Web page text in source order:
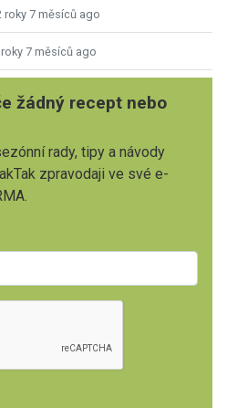
roky 7 měsíců ago
7 měsíců ago
žádný recept nebo
rady, tipy a návody
zpravodaji ve své e-